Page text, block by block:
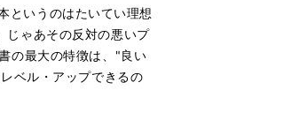
というのはたいてい理想
じゃあその反対の悪いプ
の最大の特徴は、"良い
ベル・アップできるの